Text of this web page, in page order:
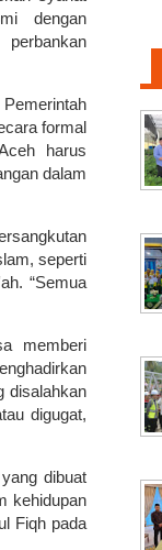
dengan
formal
harus
dalam
seperti
“Semua
memberi
disalahkan
digugat,
dibuat
kehidupan
Fiqh pada